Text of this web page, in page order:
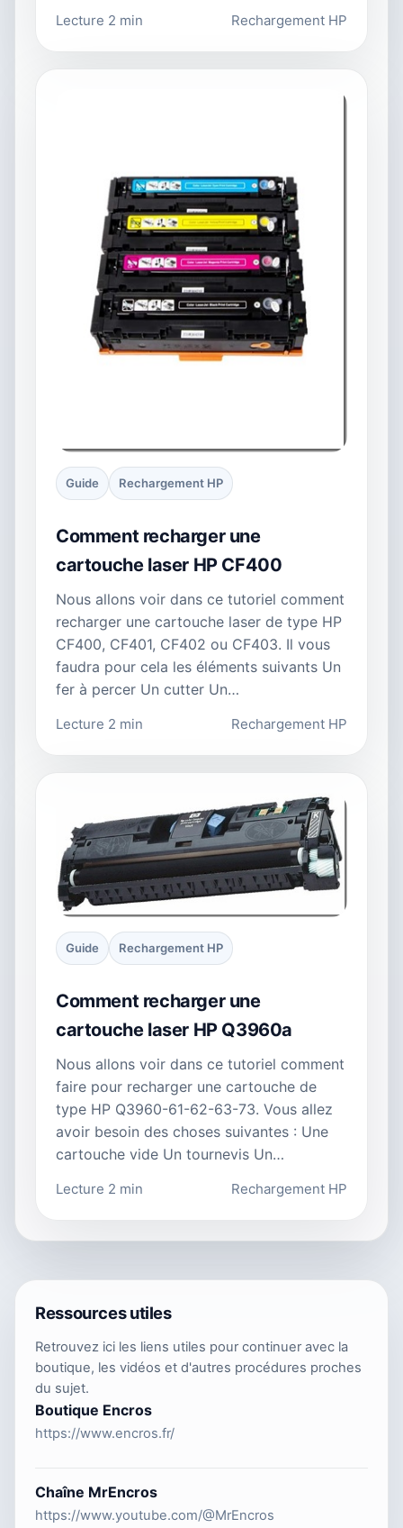
Lecture 2 min Rechargement HP
Guide Rechargement HP
Comment recharger une
cartouche laser HP CF400
Nous allons voir dans ce tutoriel comment
recharger une cartouche laser de type HP
CF400, CF401, CF402 ou CF403. Il vous
faudra pour cela les éléments suivants Un
fer à percer Un cutter Un…
Lecture 2 min Rechargement HP
Guide Rechargement HP
Comment recharger une
cartouche laser HP Q3960a
Nous allons voir dans ce tutoriel comment
faire pour recharger une cartouche de
type HP Q3960-61-62-63-73. Vous allez
avoir besoin des choses suivantes : Une
cartouche vide Un tournevis Un…
Lecture 2 min Rechargement HP
Ressources utiles
Retrouvez ici les liens utiles pour continuer avec la
boutique, les vidéos et d'autres procédures proches
du sujet.
Boutique Encros
https://www.encros.fr/
Chaîne MrEncros
https://www.youtube.com/@MrEncros